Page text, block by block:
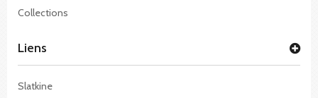
Collections
Liens
Slatkine